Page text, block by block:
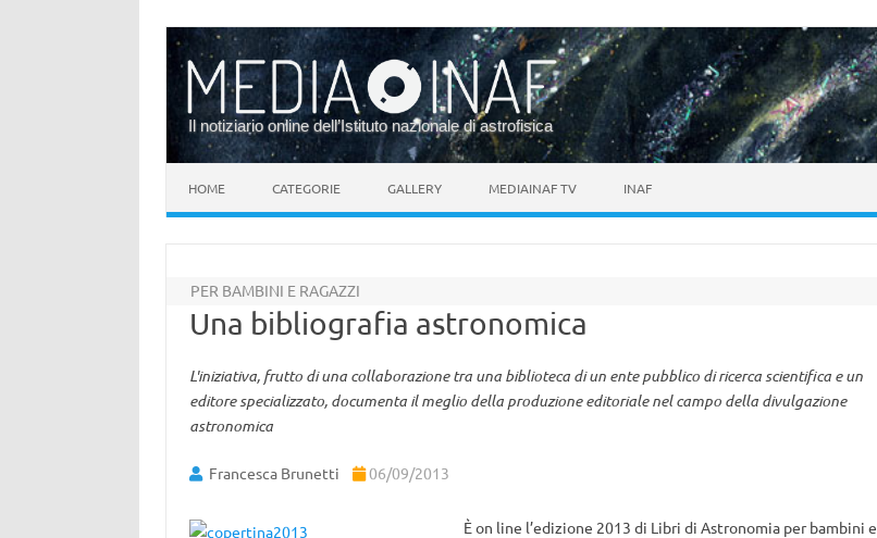
Il notiziario online dell’Istituto nazionale di astrofisica
HOME CATEGORIE GALLERY MEDIAINAF TV INAF
PER BAMBINI E RAGAZZI
Una bibliografia astronomica
L'iniziativa, frutto di una collaborazione tra una biblioteca di un ente pubblico di ricerca scientifica e un
editore specializzato, documenta il meglio della produzione editoriale nel campo della divulgazione
astronomica
Francesca Brunetti 06/09/2013
È on line l’edizione 2013 di Libri di Astronomia per bambini e